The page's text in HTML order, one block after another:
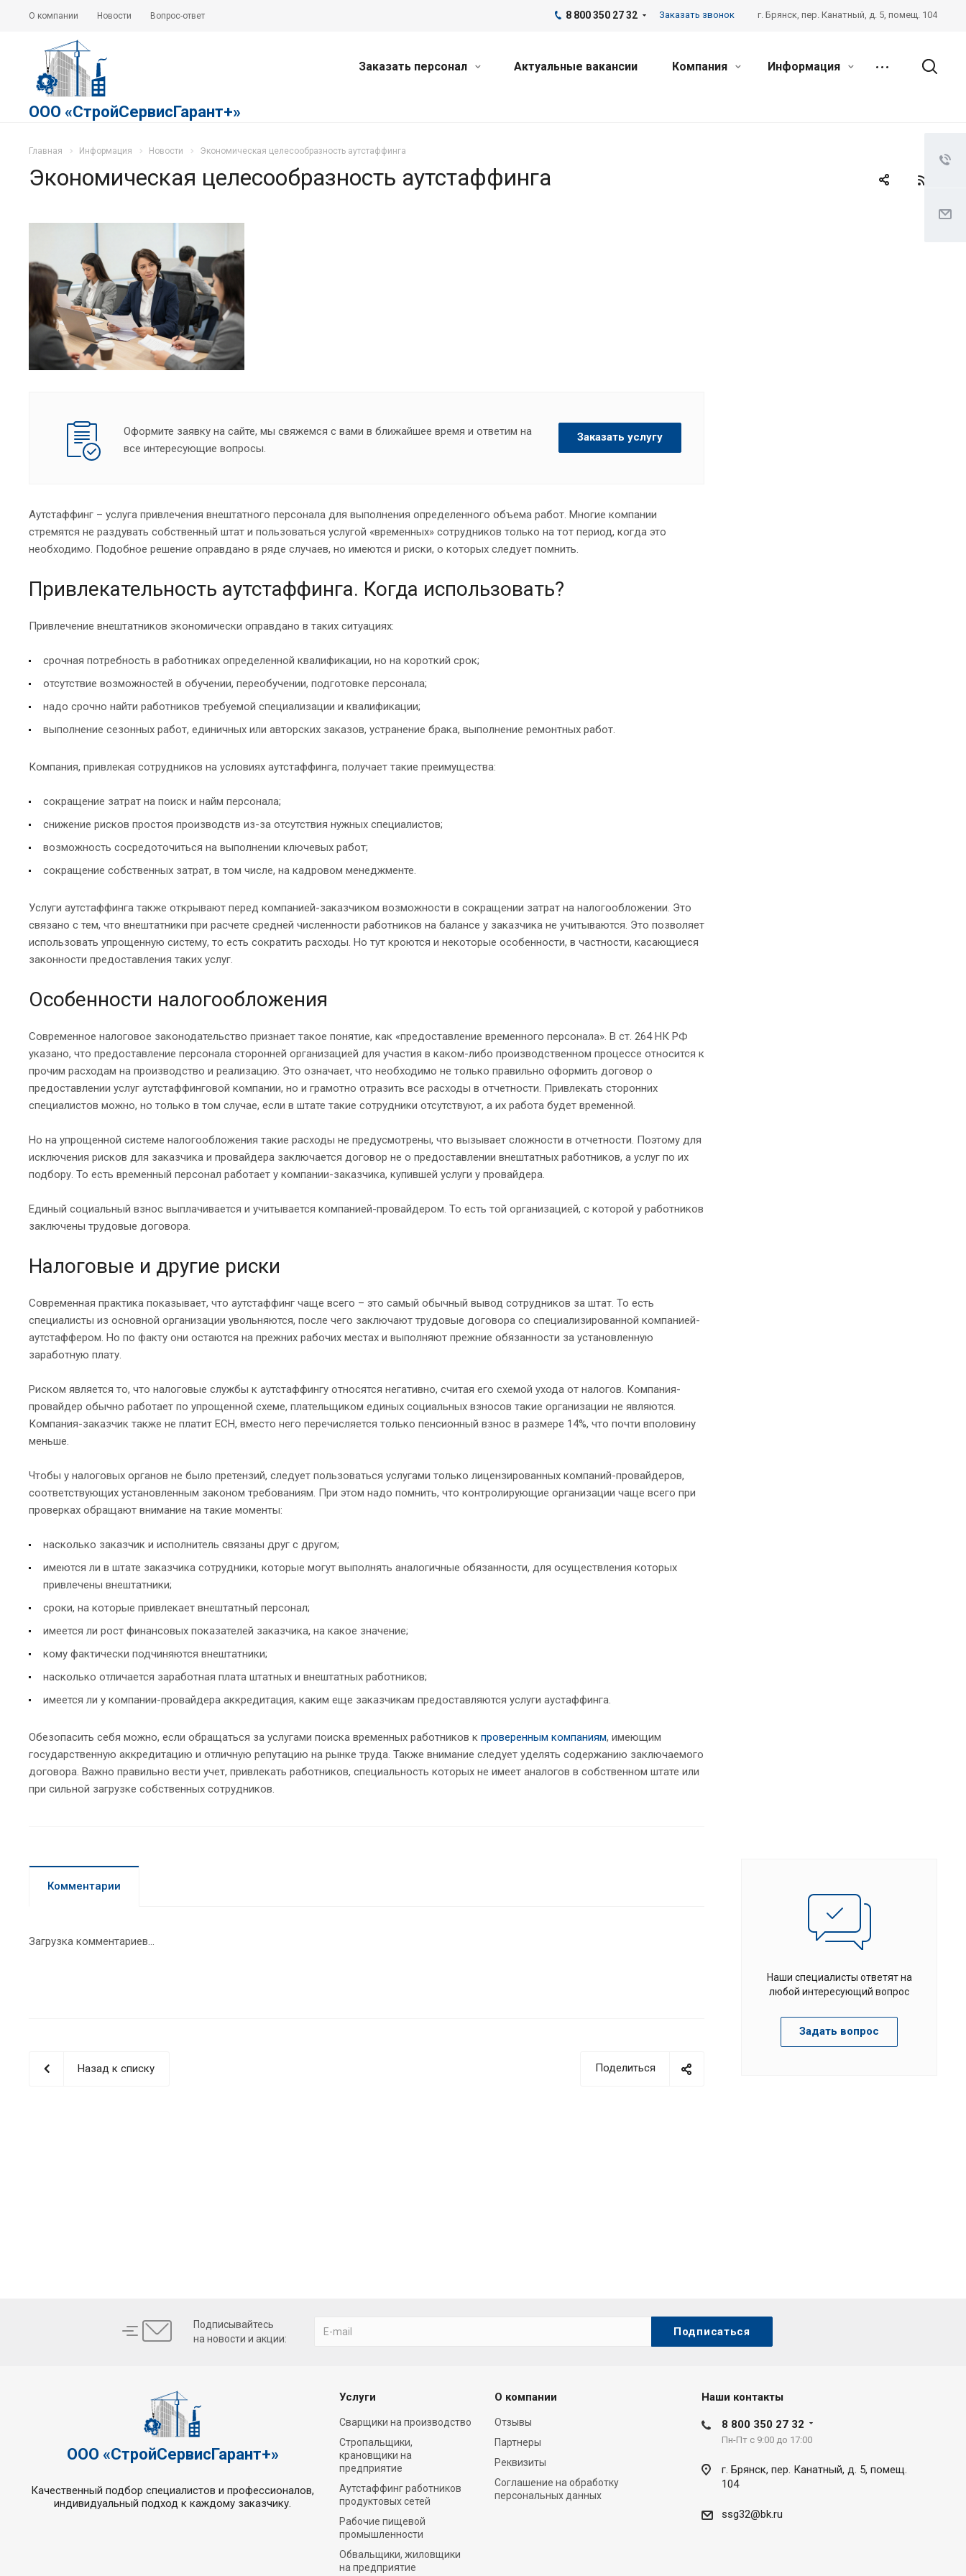
О компании Новости Вопрос-ответ г. Брянск, пер. Канатный, д. 5, помещ. 104
8 800 350 27 32 Заказать звонок
ООО «СтройСервисГарант+»
Заказать персонал Актуальные вакансии Компания Информация
Главная Информация Новости Экономическая целесообразность аутстаффинга
Экономическая целесообразность аутстаффинга
Оформите заявку на сайте, мы свяжемся с вами в ближайшее время и ответим на
все интересующие вопросы.
Заказать услугу
Аутстаффинг – услуга привлечения внештатного персонала для выполнения определенного объема работ. Многие компании
стремятся не раздувать собственный штат и пользоваться услугой «временных» сотрудников только на тот период, когда это
необходимо. Подобное решение оправдано в ряде случаев, но имеются и риски, о которых следует помнить.
Привлекательность аутстаффинга. Когда использовать?
Привлечение внештатников экономически оправдано в таких ситуациях:
срочная потребность в работниках определенной квалификации, но на короткий срок;
отсутствие возможностей в обучении, переобучении, подготовке персонала;
надо срочно найти работников требуемой специализации и квалификации;
выполнение сезонных работ, единичных или авторских заказов, устранение брака, выполнение ремонтных работ.
Компания, привлекая сотрудников на условиях аутстаффинга, получает такие преимущества:
сокращение затрат на поиск и найм персонала;
снижение рисков простоя производств из-за отсутствия нужных специалистов;
возможность сосредоточиться на выполнении ключевых работ;
сокращение собственных затрат, в том числе, на кадровом менеджменте.
Услуги аутстаффинга также открывают перед компанией-заказчиком возможности в сокращении затрат на налогообложении. Это
связано с тем, что внештатники при расчете средней численности работников на балансе у заказчика не учитываются. Это позволяет
использовать упрощенную систему, то есть сократить расходы. Но тут кроются и некоторые особенности, в частности, касающиеся
законности предоставления таких услуг.
Особенности налогообложения
Современное налоговое законодательство признает такое понятие, как «предоставление временного персонала». В ст. 264 НК РФ
указано, что предоставление персонала сторонней организацией для участия в каком-либо производственном процессе относится к
прочим расходам на производство и реализацию. Это означает, что необходимо не только правильно оформить договор о
предоставлении услуг аутстаффинговой компании, но и грамотно отразить все расходы в отчетности. Привлекать сторонних
специалистов можно, но только в том случае, если в штате такие сотрудники отсутствуют, а их работа будет временной.
Но на упрощенной системе налогообложения такие расходы не предусмотрены, что вызывает сложности в отчетности. Поэтому для
исключения рисков для заказчика и провайдера заключается договор не о предоставлении внештатных работников, а услуг по их
подбору. То есть временный персонал работает у компании-заказчика, купившей услуги у провайдера.
Единый социальный взнос выплачивается и учитывается компанией-провайдером. То есть той организацией, с которой у работников
заключены трудовые договора.
Налоговые и другие риски
Современная практика показывает, что аутстаффинг чаще всего – это самый обычный вывод сотрудников за штат. То есть
специалисты из основной организации увольняются, после чего заключают трудовые договора со специализированной компанией-
аутстаффером. Но по факту они остаются на прежних рабочих местах и выполняют прежние обязанности за установленную
заработную плату.
Риском является то, что налоговые службы к аутстаффингу относятся негативно, считая его схемой ухода от налогов. Компания-
провайдер обычно работает по упрощенной схеме, плательщиком единых социальных взносов такие организации не являются.
Компания-заказчик также не платит ЕСН, вместо него перечисляется только пенсионный взнос в размере 14%, что почти вполовину
меньше.
Чтобы у налоговых органов не было претензий, следует пользоваться услугами только лицензированных компаний-провайдеров,
соответствующих установленным законом требованиям. При этом надо помнить, что контролирующие организации чаще всего при
проверках обращают внимание на такие моменты:
насколько заказчик и исполнитель связаны друг с другом;
имеются ли в штате заказчика сотрудники, которые могут выполнять аналогичные обязанности, для осуществления которых
привлечены внештатники;
сроки, на которые привлекает внештатный персонал;
имеется ли рост финансовых показателей заказчика, на какое значение;
кому фактически подчиняются внештатники;
насколько отличается заработная плата штатных и внештатных работников;
имеется ли у компании-провайдера аккредитация, каким еще заказчикам предоставляются услуги аустаффинга.
Обезопасить себя можно, если обращаться за услугами поиска временных работников к проверенным компаниям, имеющим
государственную аккредитацию и отличную репутацию на рынке труда. Также внимание следует уделять содержанию заключаемого
договора. Важно правильно вести учет, привлекать работников, специальность которых не имеет аналогов в собственном штате или
при сильной загрузке собственных сотрудников.
Комментарии
Загрузка комментариев...
Наши специалисты ответят на
любой интересующий вопрос
Задать вопрос
Поделиться
Назад к списку
Подписывайтесь
на новости и акции:
ООО «СтройСервисГарант+»
Качественный подбор специалистов и профессионалов,
индивидуальный подход к каждому заказчику.
Услуги
Cварщики на производство
Стропальщики,
крановщики на
предприятие
Аутстаффинг работников
продуктовых сетей
Рабочие пищевой
промышленности
Обвальщики, жиловщики
на предприятие
О компании
Отзывы
Партнеры
Реквизиты
Соглашение на обработку
персональных данных
Наши контакты
8 800 350 27 32
Пн-Пт с 9:00 до 17:00
г. Брянск, пер. Канатный, д. 5, помещ.
104
ssg32@bk.ru